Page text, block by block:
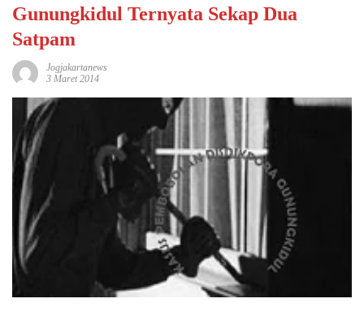
Gunungkidul Ternyata Sekap Dua
Satpam
Jogjakartanews
3 Maret 2014